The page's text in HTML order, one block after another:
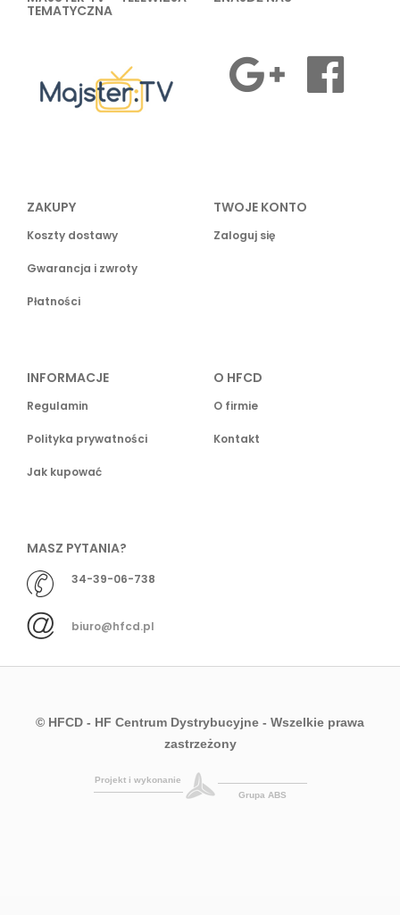
TEMATYCZNA
ZAKUPY
Koszty dostawy
Gwarancja i zwroty
Płatności
TWOJE KONTO
Zaloguj się
INFORMACJE
Regulamin
Polityka prywatności
Jak kupować
O HFCD
O firmie
Kontakt
MASZ PYTANIA?
34-39-06-738
biuro@hfcd.pl
© HFCD - HF Centrum Dystrybucyjne - Wszelkie prawa
zastrzeżony
Projekt i wykonanie
Grupa ABS